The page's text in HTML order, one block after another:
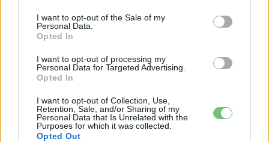
I want to opt-out of the Sale of my
Personal Data.
Opted In
I want to opt-out of processing my
Personal Data for Targeted Advertising.
Opted In
I want to opt-out of Collection, Use,
Retention, Sale, and/or Sharing of my
Personal Data that Is Unrelated with the
Purposes for which it was collected.
Opted Out
tartalmakért!
CÍMKÉK XPENG Xpeng P7+